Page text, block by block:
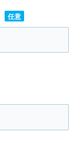
任意